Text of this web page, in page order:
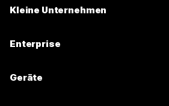
Kleine Unternehmen
Enterprise
Geräte